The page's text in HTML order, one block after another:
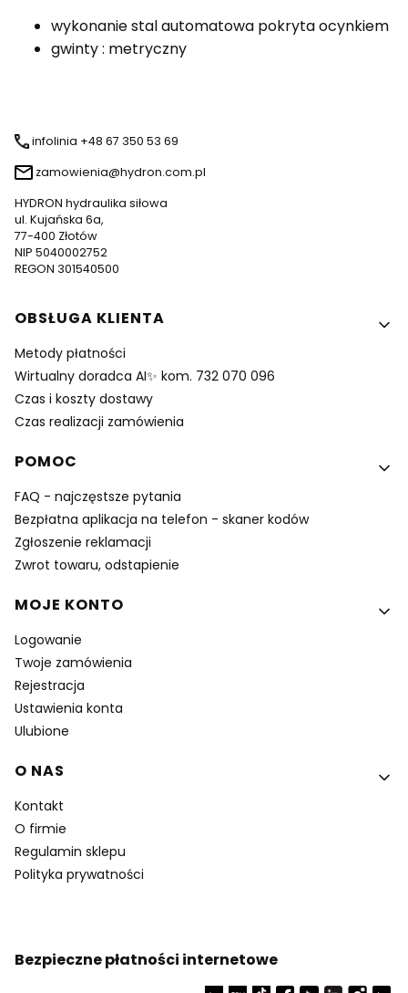
wykonanie stal automatowa pokryta ocynkiem
gwinty : metryczny
infolinia +48 67 350 53 69
zamowienia@hydron.com.pl
HYDRON hydraulika siłowa
ul. Kujańska 6a,
77-400 Złotów
NIP 5040002752
REGON 301540500
Linki w stopce
OBSŁUGA KLIENTA
Metody płatności
Wirtualny doradca AI✨ kom. 732 070 096
Czas i koszty dostawy
Czas realizacji zamówienia
POMOC
FAQ - najczęstsze pytania
Bezpłatna aplikacja na telefon - skaner kodów
Zgłoszenie reklamacji
Zwrot towaru, odstapienie
MOJE KONTO
Logowanie
Twoje zamówienia
Rejestracja
Ustawienia konta
Ulubione
O NAS
Kontakt
O firmie
Regulamin sklepu
Polityka prywatności
Bezpieczne płatności internetowe